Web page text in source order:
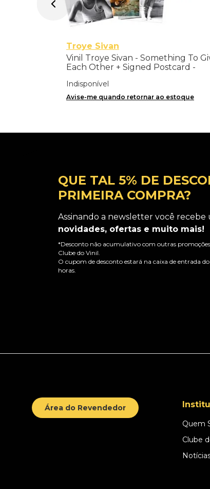
Troye Sivan
Vinil Troye Sivan - Something To
Each Other + Signed Postcard -
Indisponível
Avise-me quando retornar ao estoque
QUE TAL 5% DE
PRIMEIRA COMPRA?
Assinando a newsletter você recebe
novidades, ofertas e muito mais!
*Desconto não acumulativo com outras
Clube do Vinil.
O cupom de desconto estará na caixa de entrada
horas.
Área do Revendedor
Quem
Clube